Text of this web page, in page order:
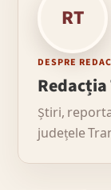
RT
DESPRE
Știri,
județele